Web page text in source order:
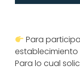
Para
establecimiento
Para lo cual